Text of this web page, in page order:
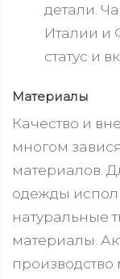
детали.
Италии и
статус и
Материалы
Качество и
многом
материалов.
одежды
натуральные
материалы.
производство